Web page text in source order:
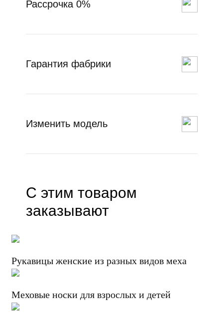
Рассрочка 0%
Гарантия фабрики
Изменить модель
С этим товаром
заказывают
Рукавицы женские из разных видов меха
Меховые носки для взрослых и детей